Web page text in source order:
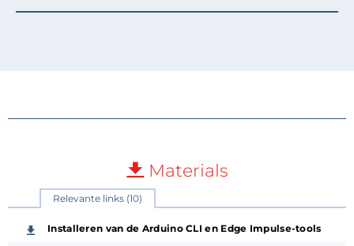
Materials
Relevante links (10)
Installeren van de Arduino CLI en Edge Impulse-tools